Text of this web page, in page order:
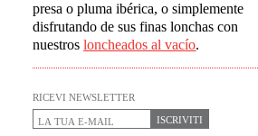
presa o pluma ibérica, o simplemente
disfrutando de sus finas lonchas con
nuestrosloncheados al vacío.
RICEVI NEWSLETTER
ISCRIVITI